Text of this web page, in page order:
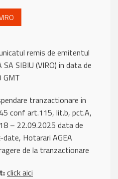
remis de emitentul
SIBIU (VIRO) in data de
GMT
tranzactionare in
conf art.115, lit.b, pct.A,
– 22.09.2025 data de
Hotarari AGEA
de la tranzactionare
click aici